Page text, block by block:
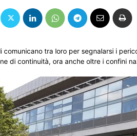
comunicano tra loro per segnalarsi i
di continuità, ora anche oltre i confini